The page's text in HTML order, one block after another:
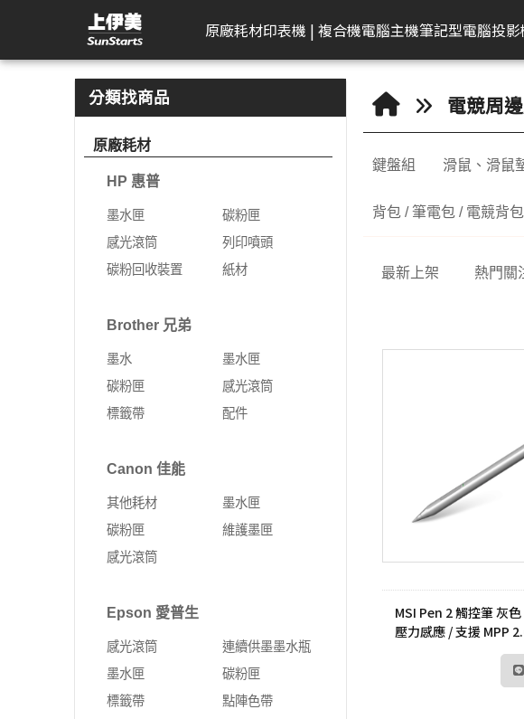
觸控筆／數位筆／手寫筆 | 上伊美辦公用品網
原廠耗材
感光滾筒
列印噴頭
Brother 兄弟
墨水
墨水匣
碳粉匣
標籤帶
印表機 | 複合機
HP 惠普
DeskJet
Color Laser
Color LaserJet Pro
Color LaserJet
Enterprise
LaserJet Pro
LaserJet Enterprise
OfficeJet Pro
Brother 兄弟
彩色雷射印表機/複合
機
熱感應印表機/複合機
Fujifilm 富士軟片
印表機
多功能事務機
黑白雷射印表機
電腦主機
工作站繪圖卡
HP 惠普
Leadtek 麗臺
Lenovo 聯想
ASUS 華碩
迷你電腦
ECS 精強
ACER 宏碁
MSI 微星
Leadtek 麗臺
Supermicro 美超微
MSI 微星
DELL 戴爾
HP 惠普
Lenovo 聯想
筆記型電腦
gram
gram Pro
gram 2in1
HP
投影
Logitech 羅技
ACER 宏碁
投影機
Kodak 柯達
掃描器
Epson 愛普生
標籤機
文件掃描器
相片掃描器
AIMO 愛墨
熱感應標籤機
DELL 戴爾
一般顯示器
曲面顯示器
遊戲專用顯示器
AeroTouch 富動
互動式顯示器
KATAI
顯示器周邊
商務用螢幕
APACER 宇瞻
隨身碟
記憶卡
行動硬碟
SSD固態硬碟
TEAM 十銓
記憶體
記憶卡
內接固態硬碟(SSD)
MSI 微星
外接式SSD固態硬碟
SSD固態硬碟
Kodak 柯達
電子相框
D-Link 友訊
無網管型網路交換器
網管型交換器
10G網路交換器
智慧型無線網路基地台
智慧型網路交換器
光纖收發器
電源供應器
Zyxel 兆勤
次世代防火牆
VPN防火牆
乙太網路交換器
5G NR / 4G LTE 路由
VIVITEK 麗訊
PCI-E 無線網卡
藍芽
ExpertWIFI商用系列
無線路由器
數位雙模
數位無線車
數位雙模中
HYT 專業
機
HYT 中繼
HYT 專業
分類找商品
原廠耗材
HP 惠普
墨水匣
碳粉匣
感光滾筒
列印噴頭
碳粉回收裝置
紙材
Brother 兄弟
墨水
墨水匣
碳粉匣
感光滾筒
標籤帶
配件
Canon 佳能
其他耗材
墨水匣
碳粉匣
維護墨匣
感光滾筒
Epson 愛普生
感光滾筒
連續供墨墨水瓶
墨水匣
碳粉匣
標籤帶
點陣色帶
電競周
鍵盤組 滑鼠、滑鼠
背包 / 筆電包 / 電競背包
最新上架 熱門關
MSI Pen 2 觸控筆 灰
壓力感應 / 支援 MPP